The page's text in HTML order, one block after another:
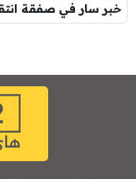
خبر سار في صفقة